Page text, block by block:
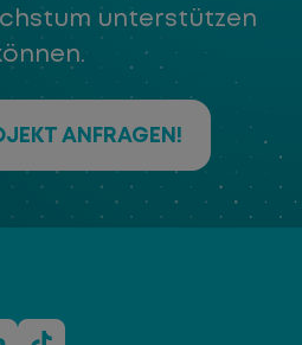
unterstützen
ANFRAGEN!